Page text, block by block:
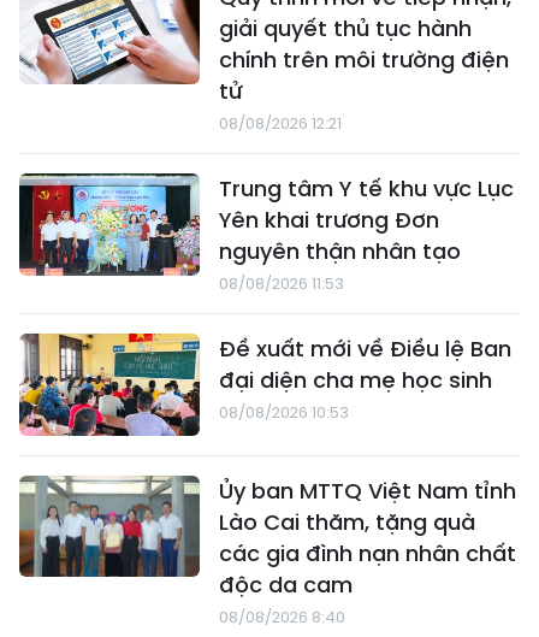
giải quyết thủ tục hành
chính trên môi trường điện
tử
08/08/2026 12:21
Trung tâm Y tế khu vực Lục
Yên khai trương Đơn
nguyên thận nhân tạo
08/08/2026 11:53
Đề xuất mới về Điều lệ Ban
đại diện cha mẹ học sinh
08/08/2026 10:53
Ủy ban MTTQ Việt Nam tỉnh
Lào Cai thăm, tặng quà
các gia đình nạn nhân chất
độc da cam
08/08/2026 8:40